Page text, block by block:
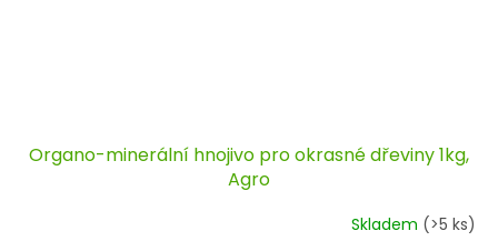
Organo-minerální hnojivo pro okrasné dřeviny 1kg,
Agro
Skladem (>5 ks)